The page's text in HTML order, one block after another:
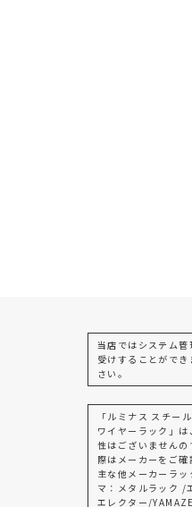
当店ではシステム
受けすることがで
さい。
「ルミナス スチー
ワイヤーラック」
性はございません
際はメーカーをご確
主な他メーカーラ
マ：メタルラック /
エレクター/